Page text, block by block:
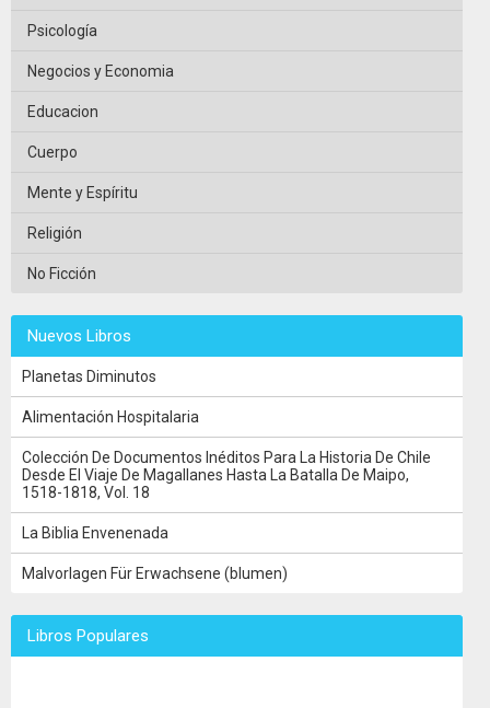
Psicología
Negocios y Economia
Educacion
Cuerpo
Mente y Espíritu
Religión
No Ficción
Nuevos Libros
Planetas Diminutos
Alimentación Hospitalaria
Colección De Documentos Inéditos Para La Historia De Chile
Desde El Viaje De Magallanes Hasta La Batalla De Maipo,
1518-1818, Vol. 18
La Biblia Envenenada
Malvorlagen Für Erwachsene (blumen)
Libros Populares